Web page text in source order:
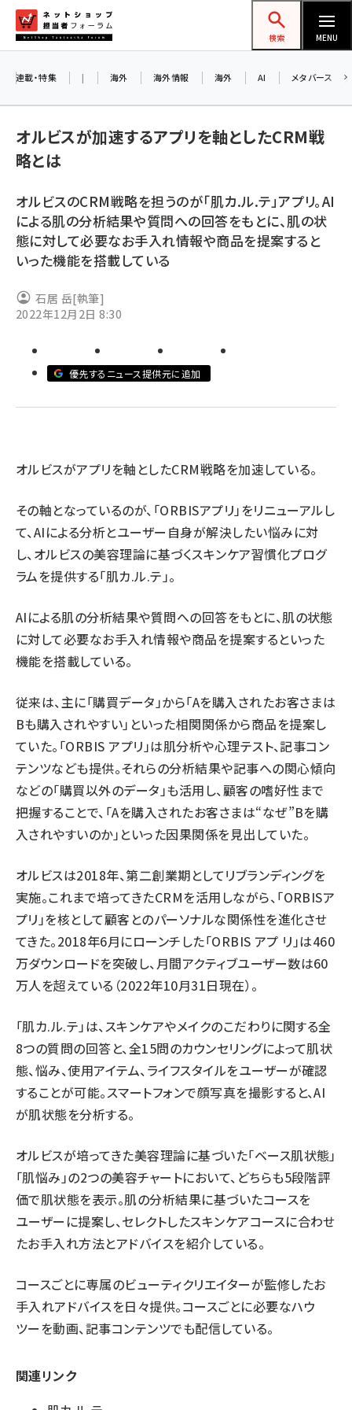
ン
ネットショップ担当者フォーラム
検索 MENU
yahoo (1906)
楽天 (1874)
ecbeing (1210)
アスクル (1122)
base (1081)
ビィ・フォアード (776)
revico (744)
連載・特集 | 海外 海外情報 海外 AI メタバース
オルビスが加速するアプリを軸としたCRM戦
略とは
オルビスのCRM戦略を担うのが「肌カ.ル.テ」アプリ。AI
による肌の分析結果や質問への回答をもとに、肌の状
態に対して必要なお手入れ情報や商品を提案すると
いった機能を搭載している
石居 岳[執筆]
2022年12月2日 8:30
優先するニュース提供元に追加
オルビスがアプリを軸としたCRM戦略を加速している。
その軸となっているのが、「ORBISアプリ」をリニューアルし
て、AIによる分析とユーザー自身が解決したい悩みに対
し、オルビスの美容理論に基づくスキンケア習慣化プログ
ラムを提供する「肌カ.ル.テ」。
AIによる肌の分析結果や質問への回答をもとに、肌の状態
に対して必要なお手入れ情報や商品を提案するといった
機能を搭載している。
従来は、主に「購買データ」から「Aを購入されたお客さまは
Bも購入されやすい」といった相関関係から商品を提案し
ていた。「ORBIS アプリ」は肌分析や心理テスト、記事コン
テンツなども提供。それらの分析結果や記事への関心傾向
などの「購買以外のデータ」も活用し、顧客の嗜好性まで
把握することで、「Aを購入されたお客さまは“なぜ”Bを購
入されやすいのか」といった因果関係を見出していた。
オルビスは2018年、第二創業期としてリブランディングを
実施。これまで培ってきたCRMを活用しながら、「ORBISア
プリ」を核として顧客とのパーソナルな関係性を進化させ
てきた。2018年6月にローンチした「ORBIS アプ リ」は460
万ダウンロードを突破し、月間アクティブユーザー数は60
万人を超えている（2022年10月31日現在）。
「肌カ.ル.テ」は、スキンケアやメイクのこだわりに関する全
8つの質問の回答と、全15問のカウンセリングによって肌状
態、悩み、使用アイテム、ライフスタイルをユーザーが確認
することが可能。スマートフォンで顔写真を撮影すると、AI
が肌状態を分析する。
オルビスが培ってきた美容理論に基づいた「ベース肌状態」
「肌悩み」の2つの美容チャートにおいて、どちらも5段階評
価で肌状態を表示。肌の分析結果に基づいたコースを
ユーザーに提案し、セレクトしたスキンケアコースに合わせ
たお手入れ方法とアドバイスを紹介している。
コースごとに専属のビューティクリエイターが監修したお
手入れアドバイスを日々提供。コースごとに必要なハウ
ツーを動画、記事コンテンツでも配信している。
関連リンク
AI
アル
8/26
交流
参加